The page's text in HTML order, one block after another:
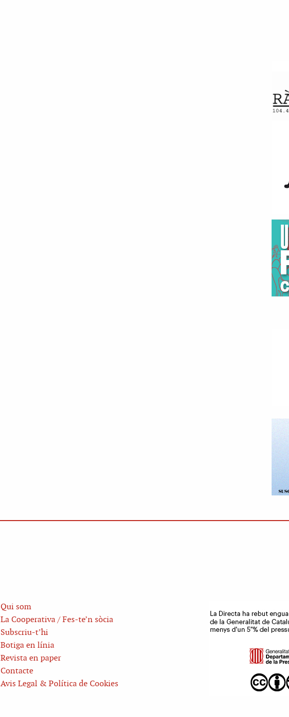
Qui som
La Cooperativa / Fes-te’n sòcia
Subscriu-t’hi
Botiga en línia
Revista en paper
Contacte
Avis Legal & Política de Cookies